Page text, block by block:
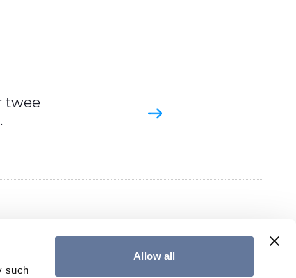
such
Allow all
twee